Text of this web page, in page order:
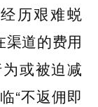
历艰难蜕
渠道的费用
或被迫减
“不返佣即